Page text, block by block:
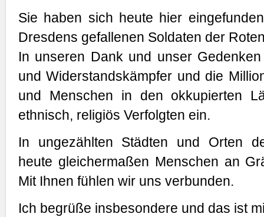
Sie haben sich heute hier
Dresdens gefallenen Soldaten der
In unseren Dank und unser
und Widerstandskämpfer und die
und Menschen in den okkupierten
ethnisch, religiös Verfolgten ein.
In ungezählten Städten und Orten
heute gleichermaßen Menschen an
Mit Ihnen fühlen wir uns verbunden.
Ich begrüße insbesondere und das ist